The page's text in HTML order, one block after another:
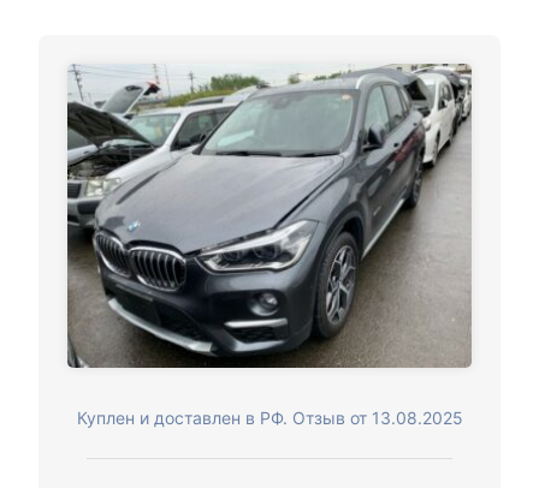
Куплен и доставлен в РФ. Отзыв от 13.08.2025